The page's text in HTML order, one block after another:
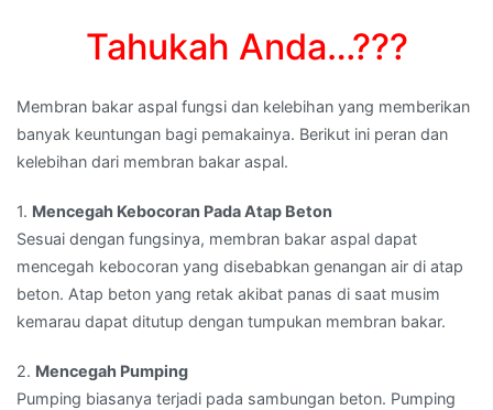
Tahukah Anda…???
Membran bakar aspal fungsi dan kelebihan yang memberikan
banyak keuntungan bagi pemakainya. Berikut ini peran dan
kelebihan dari membran bakar aspal.
1. Mencegah Kebocoran Pada Atap Beton
Sesuai dengan fungsinya, membran bakar aspal dapat
mencegah kebocoran yang disebabkan genangan air di atap
beton. Atap beton yang retak akibat panas di saat musim
kemarau dapat ditutup dengan tumpukan membran bakar.
2. Mencegah Pumping
Pumping biasanya terjadi pada sambungan beton. Pumping